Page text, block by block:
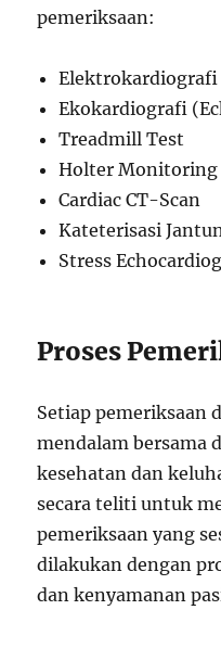
pemeriksaan:
Elektrokardiografi
Ekokardiografi
Treadmill Test
Holter Monitoring
Cardiac CT-Scan
Kateterisasi
Stress
Proses
Setiap pemeriksaan
mendalam bersama
kesehatan dan
secara teliti untuk
pemeriksaan yang
dilakukan dengan
dan kenyamanan